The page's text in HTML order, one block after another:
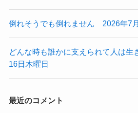
倒れそうでも倒れません 2026年7
どんな時も誰かに支えられて人は
16日木曜日
最近のコメント